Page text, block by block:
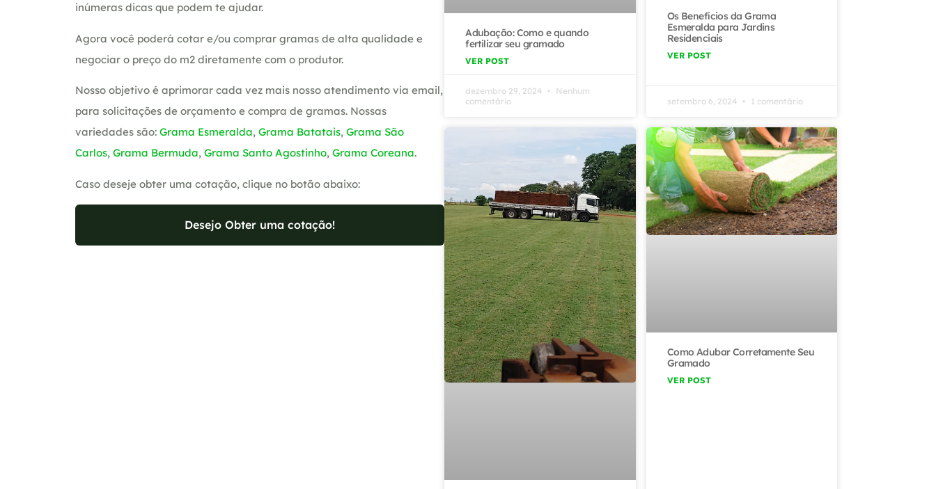
inúmeras dicas que podem te ajudar.
Agora você poderá cotar e/ou comprar gramas de alta qualidade e
negociar o preço do m2 diretamente com o produtor.
Nosso objetivo é aprimorar cada vez mais nosso atendimento via email,
para solicitações de orçamento e compra de gramas. Nossas
variedades são: Grama Esmeralda, Grama Batatais, Grama São
Carlos, Grama Bermuda, Grama Santo Agostinho, Grama Coreana.
Caso deseje obter uma cotação, clique no botão abaixo:
Desejo Obter uma cotação!
Adubação: Como e quando
fertilizar seu gramado
VER POST
dezembro 29, 2024
Nenhum
comentário
Os Benefícios da Grama
Esmeralda para Jardins
Residenciais
VER POST
setembro 6, 2024 1 comentário
Como Adubar Corretamente Seu
Gramado
VER POST